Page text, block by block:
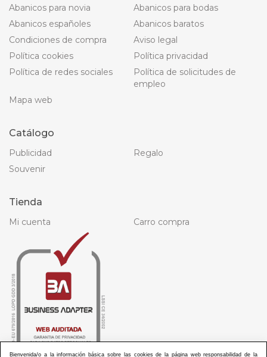
Abanicos para novia
Abanicos para bodas
Abanicos españoles
Abanicos baratos
Condiciones de compra
Aviso legal
Política cookies
Política privacidad
Política de redes sociales
Política de solicitudes de
empleo
Mapa web
Catálogo
Publicidad
Regalo
Souvenir
Tienda
Mi cuenta Carro compra
Bienvenida/o a la información básica sobre las cookies de la página web responsabilidad de la